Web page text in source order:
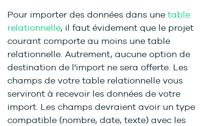
Pour importer des données dans une table
relationnelle, il faut évidement que le projet
courant comporte au moins une table
relationnelle. Autrement, aucune option de
destination de l'import ne sera offerte. Les
champs de votre table relationnelle vous
serviront à recevoir les données de votre
import. Les champs devraient avoir un type
compatible (nombre, date, texte) avec les